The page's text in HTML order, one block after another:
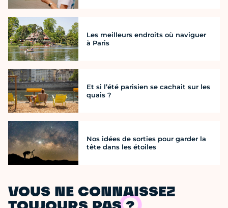
Les meilleurs endroits où naviguer
à Paris
Et si l’été parisien se cachait sur les
quais ?
Nos idées de sorties pour garder la
tête dans les étoiles
VOUS NE CONNAISSEZ